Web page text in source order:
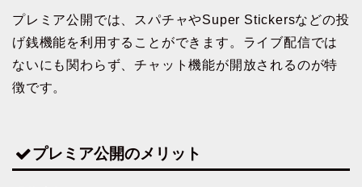
プレミア公開では、スパチャやSuper Stickersなどの投
げ銭機能を利用することができます。ライブ配信では
ないにも関わらず、チャット機能が開放されるのが特
徴です。
プレミア公開のメリット